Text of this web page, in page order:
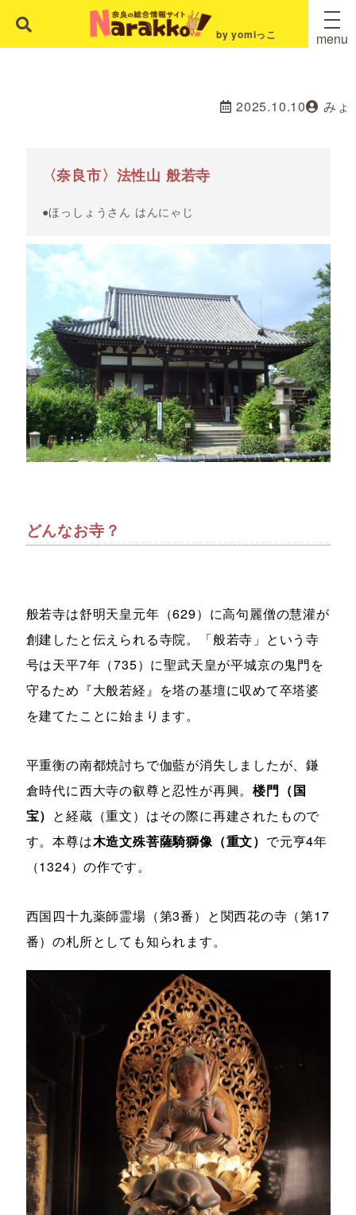
by yomiっこ menu
2025.10.10 みょ
〈奈良市〉法性山 般若寺
●ほっしょうさん はんにゃじ
どんなお寺？
般若寺は舒明天皇元年（629）に高句麗僧の慧灌が
創建したと伝えられる寺院。「般若寺」という寺
号は天平7年（735）に聖武天皇が平城京の鬼門を
守るため『大般若経』を塔の基壇に収めて卒塔婆
を建てたことに始まります。
平重衡の南都焼討ちで伽藍が消失しましたが、鎌
倉時代に西大寺の叡尊と忍性が再興。楼門（国
宝） と経蔵（重文）はその際に再建されたもので
す。本尊は木造文殊菩薩騎獅像（重文） で元亨4年
（1324）の作です。
西国四十九薬師霊場（第3番）と関西花の寺（第17
番）の札所としても知られます。